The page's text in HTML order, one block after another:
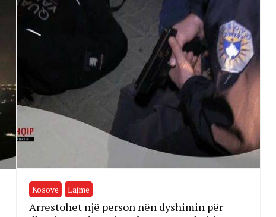
Kosovë Lajme
Arrestohet një person nën dyshimin për